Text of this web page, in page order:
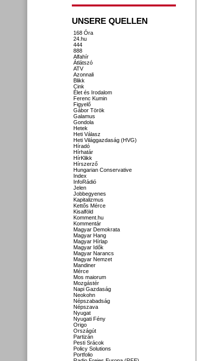
UNSERE QUELLEN
168 Óra
24.hu
444
888
Alfahír
Átlátszó
ATV
Azonnali
Blikk
Cink
Élet és Irodalom
Ferenc Kumin
Figyelő
Gábor Török
Galamus
Gondola
Hetek
Heti Válasz
Heti Világgazdaság (HVG)
Híradó
Hírhatár
HírKlikk
Hírszerző
Hungarian Conservative
Index
InfoRádió
Jelen
Jobbegyenes
Kapitalizmus
Kettős Mérce
Kisalföld
Komment.hu
Kommentár
Magyar Demokrata
Magyar Hang
Magyar Hírlap
Magyar Idők
Magyar Narancs
Magyar Nemzet
Mandiner
Mérce
Mos maiorum
Mozgástér
Napi Gazdaság
Neokohn
Népszabadság
Népszava
Nyugat
Nyugati Fény
Origo
Országút
Partizán
Pesti Srácok
Policy Solutions
Portfolio